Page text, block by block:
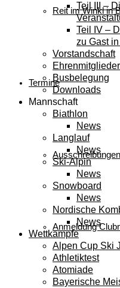
Reit im Winkl in
Termine
Ausschreibungen
Anmeldung
Teil III –
Teil IV –
zu Gast
Vorstandschaft
Busbelegung
Downloads
Mannschaft
Biathlon
News
Langlauf
News
Ski-Alpin
News
Snowboard
News
Nordische
News
Wettkämpfe
Alpen Cup Ski
Athletiktest
Atomiade
Bayerische